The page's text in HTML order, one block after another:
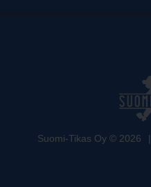
Suomi-Tikas Oy © 2026 |